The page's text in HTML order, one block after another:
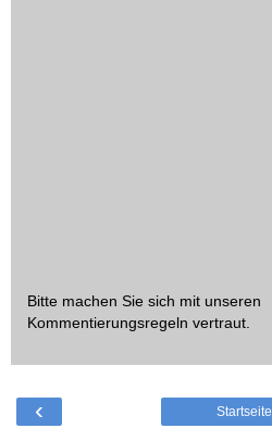
Bitte machen Sie sich mit unseren
Kommentierungsregeln vertraut.
‹ Startseite